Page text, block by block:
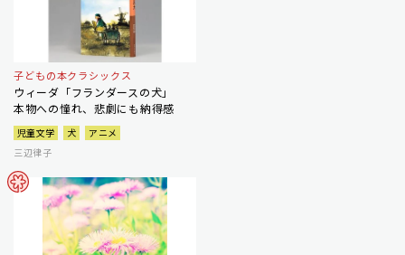
子どもの本クラシックス
ウィーダ「フランダースの犬」
本物への憧れ、悲劇にも納得感
児童文学 犬
アニメ
三辺律子